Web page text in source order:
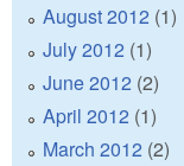
August 2012 (1)
July 2012 (1)
June 2012 (2)
April 2012 (1)
March 2012 (2)